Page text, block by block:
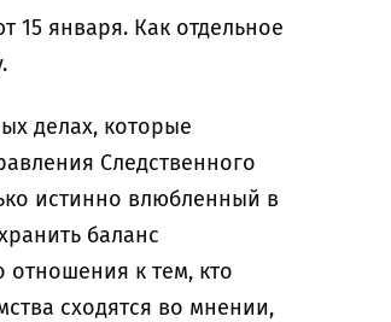
15 января. Как отдельное
делах, которые
Следственного
истинно влюбленный в
баланс
к тем, кто
сходятся во мнении,